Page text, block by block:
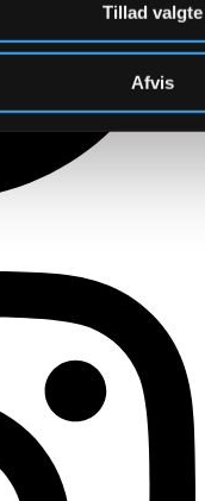
Tillad valgte
Afvis